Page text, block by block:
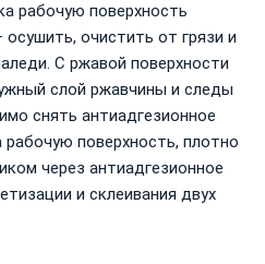
рабочую поверхность
очистить от грязи и
С ржавой поверхности
слой ржавчины и следы
снять антиадгезионное
поверхность, плотно
через антиадгезионное
и склеивания двух